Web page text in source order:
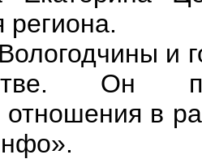
региона.
и
Он
отношения в